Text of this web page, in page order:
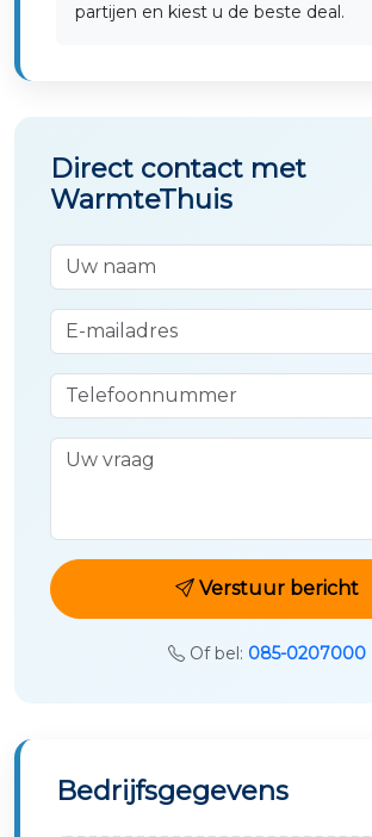
partijen en kiest u de beste deal.
Direct contact met
WarmteThuis
Uw naam
E-mailadres
Telefoonnummer
Uw vraag
Verstuur bericht
Of bel: 085-0207000
Bedrijfsgegevens